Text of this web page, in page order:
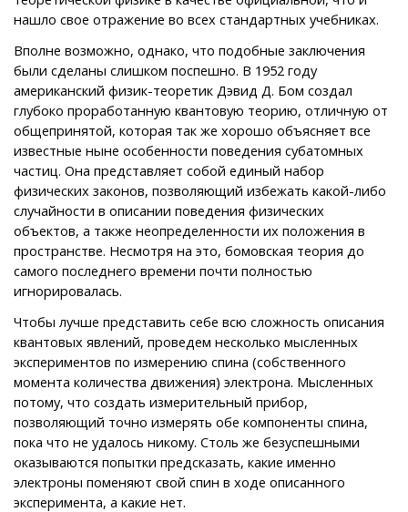
нашло свое отражение во всех стандартных учебниках.
Вполне возможно, однако, что подобные заключения
были сделаны слишком поспешно. В 1952 году
американский физик-теоретик Дэвид Д. Бом создал
глубоко проработанную квантовую теорию, отличную от
общепринятой, которая так же хорошо объясняет все
известные ныне особенности поведения субатомных
частиц. Она представляет собой единый набор
физических законов, позволяющий избежать какой-либо
случайности в описании поведения физических
объектов, а также неопределенности их положения в
пространстве. Несмотря на это, бомовская теория до
самого последнего времени почти полностью
игнорировалась.
Чтобы лучше представить себе всю сложность описания
квантовых явлений, проведем несколько мысленных
экспериментов по измерению спина (собственного
момента количества движения) электрона. Мысленных
потому, что создать измерительный прибор,
позволяющий точно измерять обе компоненты спина,
пока что не удалось никому. Столь же безуспешными
оказываются попытки предсказать, какие именно
электроны поменяют свой спин в ходе описанного
эксперимента, а какие нет.